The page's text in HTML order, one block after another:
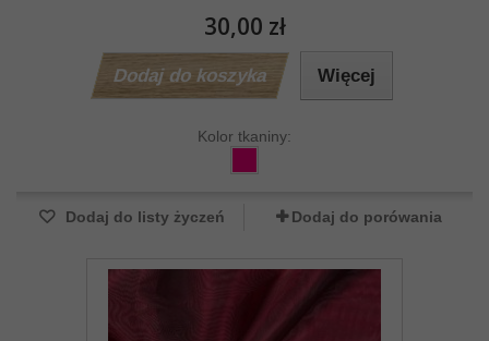
30,00 zł
Dodaj do koszyka Więcej
Kolor tkaniny:
Dodaj do listy życzeń Dodaj do porówania